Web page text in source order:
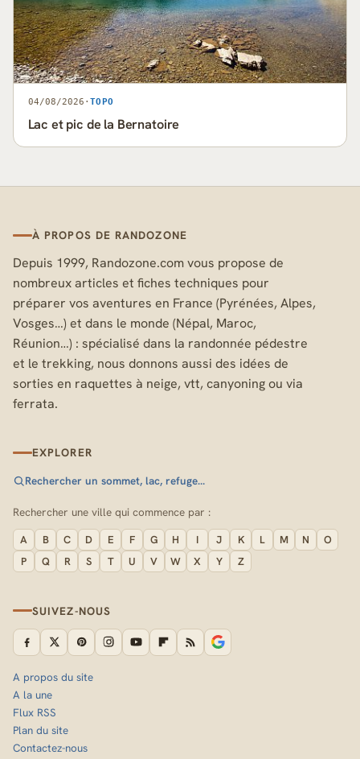
04/08/2026 · TOPO
Lac et pic de la Bernatoire
À PROPOS DE RANDOZONE
Depuis 1999, Randozone.com vous propose de
nombreux articles et fiches techniques pour
préparer vos aventures en France (Pyrénées, Alpes,
Vosges…) et dans le monde (Népal, Maroc,
Réunion…) : spécialisé dans la randonnée pédestre
et le trekking, nous donnons aussi des idées de
sorties en raquettes à neige, vtt, canyoning ou via
ferrata.
EXPLORER
Rechercher un sommet, lac, refuge…
Rechercher une ville qui commence par :
A B C D E F G H I J K L M N
O
P
Q R S T U V W X Y Z
SUIVEZ-NOUS
A propos du site
A la une
Flux RSS
Plan du site
Contactez-nous